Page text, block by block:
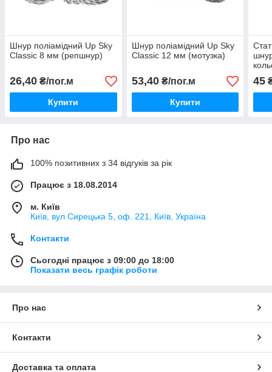
Шнур поліамідний Up Sky
Classic 8 мм (репшнур)
26,40 ₴/пог.м
Купити
Шнур поліамідний Up Sky
Classic 12 мм (мотузка)
53,40₴/пог.м
Купити
45
Про нас
100% позитивних з 34 відгуків за рік
Працює з 18.08.2014
м. Київ
Київ, вул Сирецька 5, оф. 221, Київ, Україна
Контакти
Сьогодні працює з 09:00 до 18:00
Показати весь графік роботи
Про нас
Контакти
Доставка та оплата